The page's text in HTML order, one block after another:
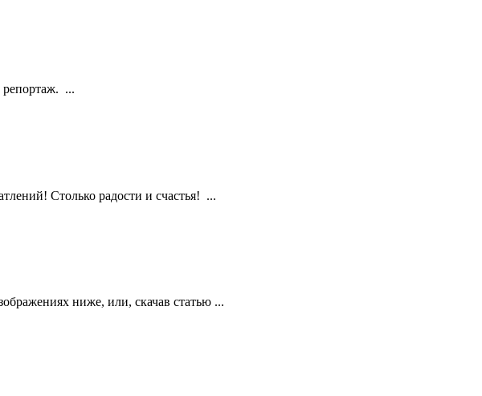
репортаж. ...
Столько радости и счастья! ...
ниже, или, скачав статью ...